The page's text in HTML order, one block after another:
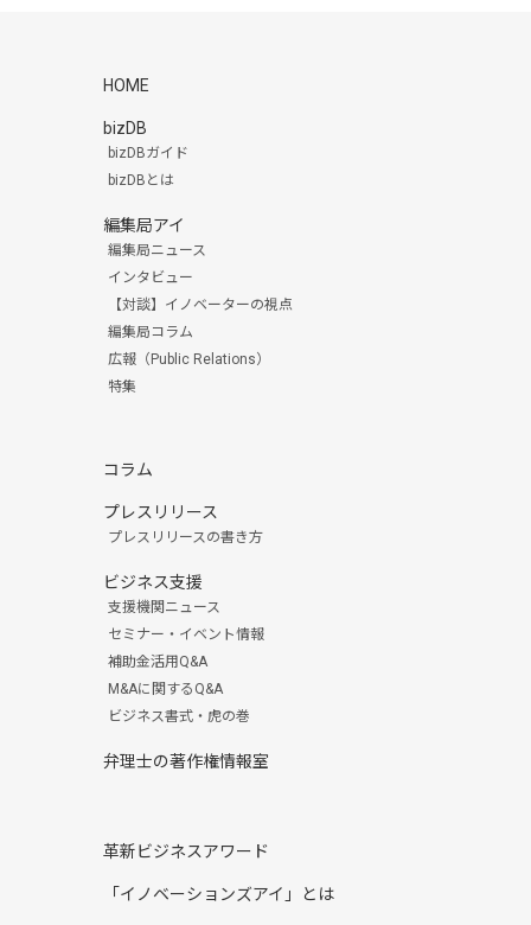
HOME
bizDB
bizDBガイド
bizDBとは
編集局アイ
編集局ニュース
インタビュー
【対談】イノベーターの視点
編集局コラム
広報（Public Relations）
特集
コラム
プレスリリース
プレスリリースの書き方
ビジネス支援
支援機関ニュース
セミナー・イベント情報
補助金活用Q&A
M&Aに関するQ&A
ビジネス書式・虎の巻
弁理士の著作権情報室
革新ビジネスアワード
「イノベーションズアイ」とは